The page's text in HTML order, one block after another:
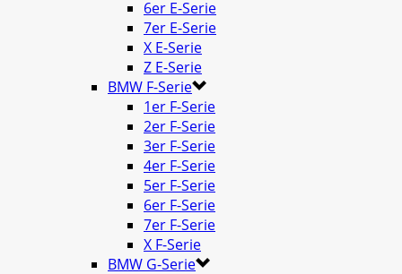
6er E-Serie
7er E-Serie
X E-Serie
Z E-Serie
BMW F-Serie
1er F-Serie
2er F-Serie
3er F-Serie
4er F-Serie
5er F-Serie
6er F-Serie
7er F-Serie
X F-Serie
BMW G-Serie